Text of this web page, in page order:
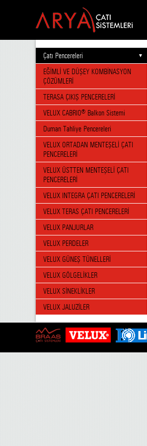
Çatı Pencereleri
EĞİMLİ VE DÜŞEY KOMBİNASYON
ÇÖZÜMLERİ
TERASA ÇIKIŞ PENCERELERİ
VELUX CABRIO® Balkon Sistemi
Duman Tahliye Pencereleri
VELUX ORTADAN MENTEŞELİ ÇATI
PENCERELERİ
VELUX ÜSTTEN MENTEŞELİ ÇATI
PENCERELERİ
VELUX INTEGRA ÇATI PENCERELERİ
VELUX TERAS ÇATI PENCERELERİ
VELUX PANJURLAR
VELUX PERDELER
VELUX GÜNEŞ TÜNELLERİ
VELUX GÖLGELİKLER
VELUX SİNEKLİKLER
VELUX JALUZİLER